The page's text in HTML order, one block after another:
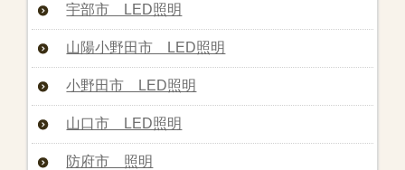
宇部市 LED照明
山陽小野田市 LED照明
小野田市 LED照明
山口市 LED照明
防府市 照明